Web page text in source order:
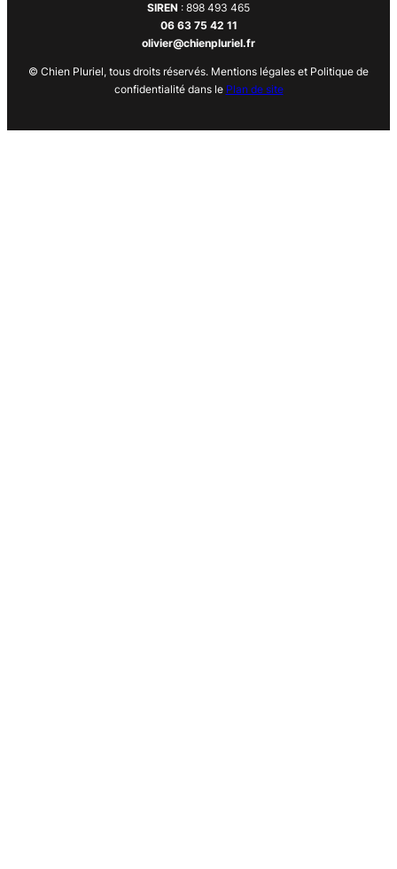
SIREN : 898 493 465
06 63 75 42 11
olivier@chienpluriel.fr
© Chien Pluriel, tous droits réservés. Mentions légales et Politique de
confidentialité dans le Plan de site